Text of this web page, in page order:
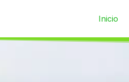
Inicio